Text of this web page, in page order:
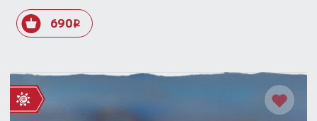
690i